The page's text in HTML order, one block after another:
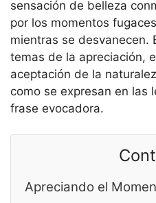
sensación de belleza
por los momentos
mientras se desvanecen.
temas de la apreciación,
aceptación de la
como se expresan en las
frase evocadora.
Apreciando el